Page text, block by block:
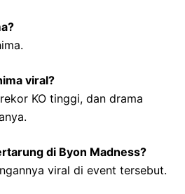
viral?
KO tinggi, dan drama
di Byon Madness?
viral di event tersebut.